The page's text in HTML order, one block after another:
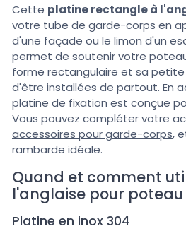
Cette platine rectangle à
votre tube de garde-corps en
d'une façade ou le limon d'un
permet de soutenir votre
forme rectangulaire et sa
d'être installées de partout. En
platine de fixation est conçue
Vous pouvez compléter votre
accessoires pour garde-corps,
rambarde idéale.
Quand et comment
l'anglaise pour poteau
Platine en inox 304